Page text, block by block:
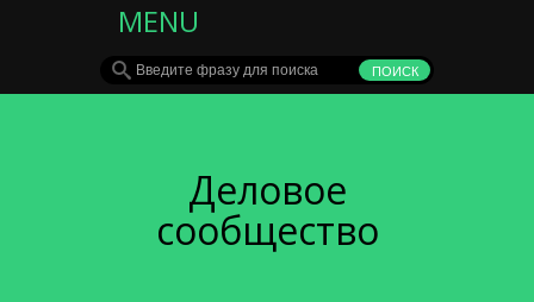
MENU
Деловое
сообщество